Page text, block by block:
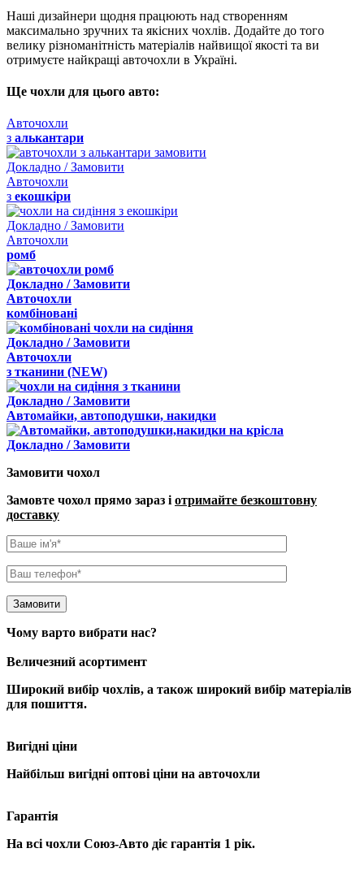
Наші дизайнери щодня працюють над створенням
максимально зручних та якісних чохлів. Додайте до того
велику різноманітність матеріалів найвищої якості та ви
отримуєте найкращі авточохли в Україні.
Ще чохли для цього авто:
Авточохли
з алькантари
Докладно / Замовити
Авточохли
з екошкіри
Докладно / Замовити
Авточохли
ромб
Докладно / Замовити
Авточохли
комбіновані
Докладно / Замовити
Авточохли
з тканини (NEW)
Докладно / Замовити
Автомайки, автоподушки, накидки
Докладно / Замовити
Замовити чохол
Замовте чохол прямо зараз і отримайте безкоштовну
доставку
Чому варто вибрати нас?
Величезний асортимент
Широкий вибір чохлів, а також широкий вибір матеріалів
для пошиття.
Вигідні ціни
Найбільш вигідні оптові ціни на авточохли
Гарантія
На всі чохли Союз-Авто діє гарантія 1 рік.